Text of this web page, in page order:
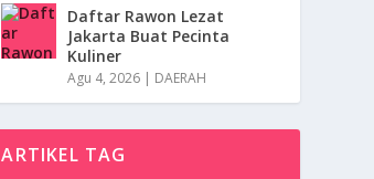
Daftar Rawon Lezat
Jakarta Buat Pecinta
Kuliner
Agu 4, 2026 | DAERAH
ARTIKEL TAG